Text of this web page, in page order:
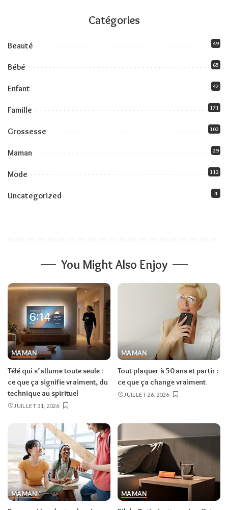
Catégories
Beauté 49
Bébé 65
Enfant 42
Famille 171
Grossesse 102
Maman 29
Mode 112
Uncategorized 4
You Might Also Enjoy
MAMAN
Télé qui s’allume toute seule :
ce que ça signifie vraiment, du
technique au spirituel
JUILLET 31, 2026
MAMAN
Tout plaquer à 50 ans et partir :
ce que ça change vraiment
JUILLET 26, 2026
MAMAN MAMAN